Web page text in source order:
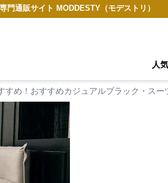
門通販サイト MODDESTY（モデストリ）
人
すめ！おすすめカジュアルブラック・スー